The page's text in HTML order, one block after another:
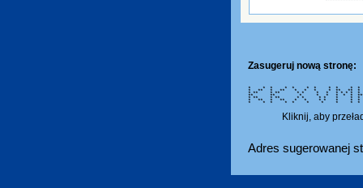
Zasugeruj nową stronę:
* * * * * * * * * * *
* ** * ** * * * * **
* ** * ** * * * * * * *
** ** * * * * * *
* ** * ** * * * * * *
* ** * ** * * * * * *
* * * * * * * * * *
Kliknij, aby
Adres sugerowanej